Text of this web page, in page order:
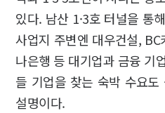
있다. 남산 1·3호 터널을 통
사업지 주변엔 대우건설,
나은행 등 대기업과 금융 기
들 기업을 찾는 숙박 수요
설명이다.